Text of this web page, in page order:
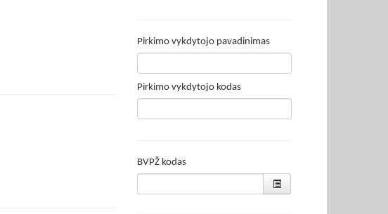
Pirkimo vykdytojo pavadinimas
Pirkimo vykdytojo kodas
BVPŽ kodas